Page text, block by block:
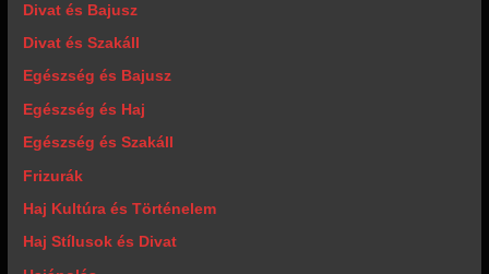
Divat és Bajusz
Divat és Szakáll
Egészség és Bajusz
Egészség és Haj
Egészség és Szakáll
Frizurák
Haj Kultúra és Történelem
Haj Stílusok és Divat